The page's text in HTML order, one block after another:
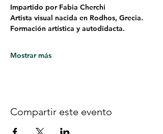
Impartido por Fabia Cherchi
Artista visual nacida en Rodhos, Grecia.
Formación artística y autodidacta.
Mostrar más
Compartir este evento